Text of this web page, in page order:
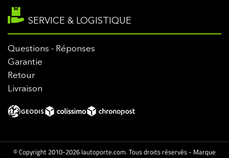
SERVICE & LOGISTIQUE
Questions - Réponses
Garantie
Retour
Livraison
© Copyright 2010-2026 lautoporte.com. Tous droits réservés - Marque